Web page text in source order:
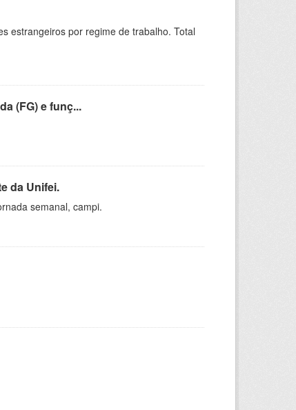
estrangeiros por regime de trabalho. Total
(FG) e funç...
da Unifei.
semanal, campi.